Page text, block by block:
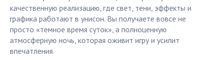
качественную реализацию, где свет, тени, эффекты и
графика работают в унисон. Вы получаете вовсе не
просто «темное время суток», а полноценную
атмосферную ночь, которая оживит игру и усилит
впечатления.